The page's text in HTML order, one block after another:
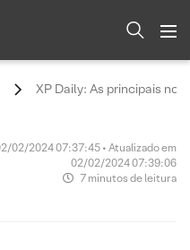
XP Daily: As principais
02/2024 07:37:45 • Atualizado em
02/02/2024 07:39:06
7 minutos de leitura